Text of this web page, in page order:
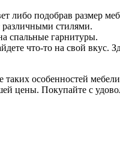
либо подобрав размер
стилями.
спальные гарнитуры.
что-то на свой вкус.
особенностей
цены. Покупайте с